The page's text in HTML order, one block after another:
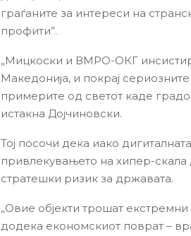
граѓаните за интереси на
профити”.
„Мицкоски и ВМРО-ОКГ
Македонија, и покрај
примерите од светот каде
истакна Дојчиновски.
Тој посочи дека иако
привлекувањето на хипер-
стратешки ризик за државата.
„Овие објекти трошат
додека економскиот поврат –